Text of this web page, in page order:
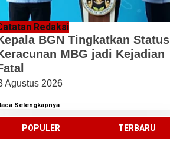
Redaksi
BGN Tingkatkan Status
MBG jadi Kejadian
Agustus 2026
Selengkapnya
POPULER TERBARU